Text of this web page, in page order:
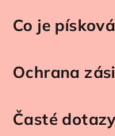
Co je
Ochrana
Časté